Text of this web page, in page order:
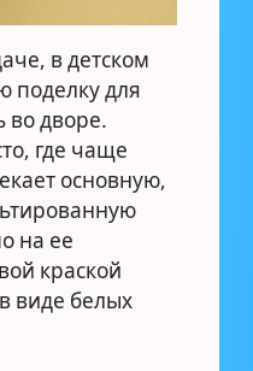
в детском
поделку для
во дворе.
где чаще
основную,
на ее
краской
виде белых